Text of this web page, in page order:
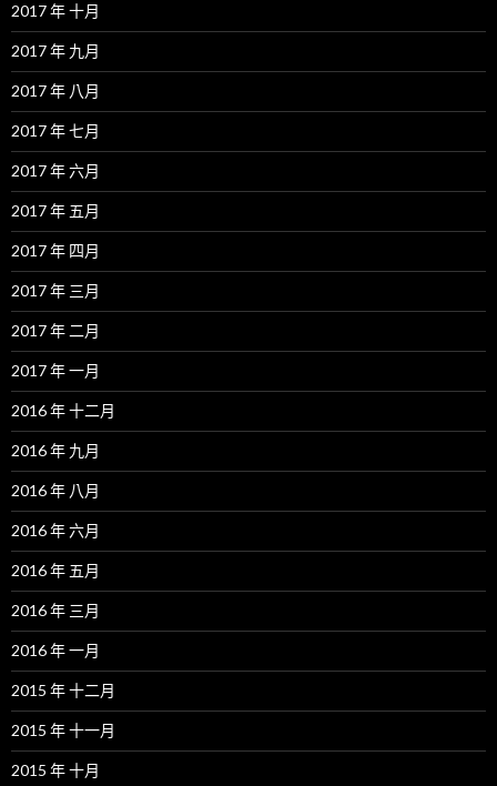
2017 年 十月
2017 年 九月
2017 年 八月
2017 年 七月
2017 年 六月
2017 年 五月
2017 年 四月
2017 年 三月
2017 年 二月
2017 年 一月
2016 年 十二月
2016 年 九月
2016 年 八月
2016 年 六月
2016 年 五月
2016 年 三月
2016 年 一月
2015 年 十二月
2015 年 十一月
2015 年 十月